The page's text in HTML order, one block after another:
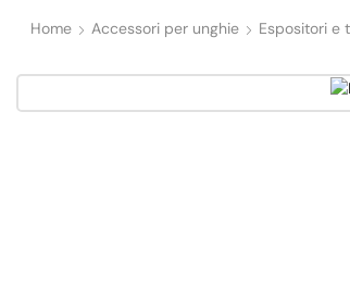
Home Accessori per unghie Espositori e